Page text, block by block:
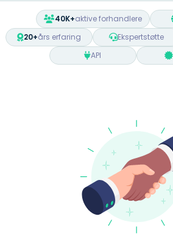
40K+aktive forhandlere
20+års erfaring Ekspertstøtte
API